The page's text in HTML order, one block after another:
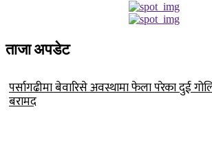
ताजा अपडेट
पर्सागढीमा बेवारिसे अवस्थामा फेला परेका दुई
बरामद